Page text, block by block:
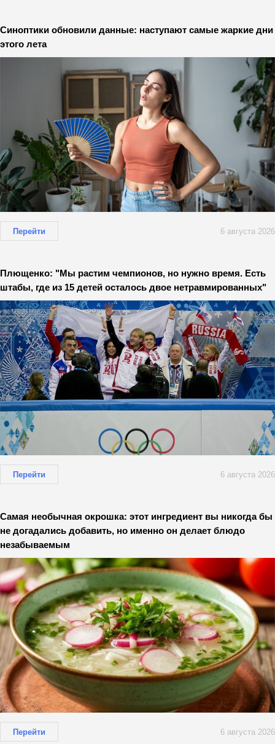
Синоптики обновили данные: наступают самые жаркие дни
этого лета
Перейти 6 августа 2026
Плющенко: "Мы растим чемпионов, но нужно время. Есть
штабы, где из 15 детей осталось двое нетравмированных"
Перейти 6 августа 2026
Самая необычная окрошка: этот ингредиент вы никогда бы
не догадались добавить, но именно он делает блюдо
незабываемым
Перейти 6 августа 2026